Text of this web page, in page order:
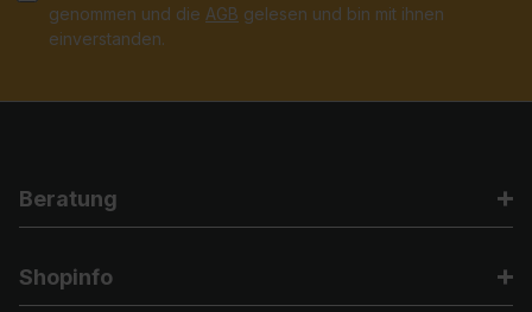
genommen und die AGB gelesen und bin mit ihnen
einverstanden.
Beratung
Shopinfo